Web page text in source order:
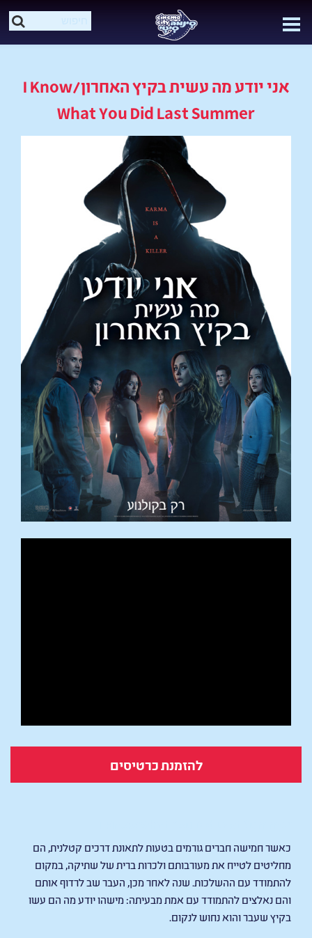
אני יודע מה עשית בקיץ האחרון/I Know
What You Did Last Summer
להזמנת כרטיסים
כאשר חמישה חברים גורמים בטעות לתאונת דרכים קטלנית, הם
מחליטים לטייח את מעורבותם ולכרות ברית של שתיקה, במקום
להתמודד עם ההשלכות. שנה לאחר מכן, העבר שב לרדוף אותם
והם נאלצים להתמודד עם אמת מבעיתה: מישהו יודע מה הם עשו
בקיץ שעבר והוא נחוש לנקום.